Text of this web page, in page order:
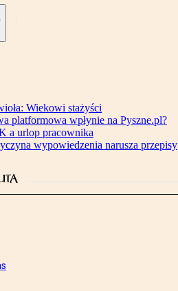
Wiekowi stażyści
platformowa wpłynie na Pyszne.pl?
a urlop pracownika
wypowiedzenia narusza przepisy